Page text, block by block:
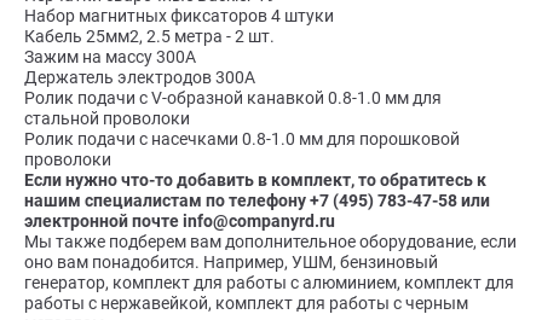
Набор магнитных фиксаторов 4 штуки
Кабель 25мм2, 2.5 метра - 2 шт.
Зажим на массу 300А
Держатель электродов 300А
Ролик подачи с V-образной канавкой 0.8-1.0 мм для
стальной проволоки
Ролик подачи с насечками 0.8-1.0 мм для порошковой
проволоки
Если нужно что-то добавить в комплект, то обратитесь к
нашим специалистам по телефону +7 (495) 783-47-58 или
электронной почте info@companyrd.ru
Мы также подберем вам дополнительное оборудование, если
оно вам понадобится. Например, УШМ, бензиновый
генератор, комплект для работы с алюминием, комплект для
работы с нержавейкой, комплект для работы с черным